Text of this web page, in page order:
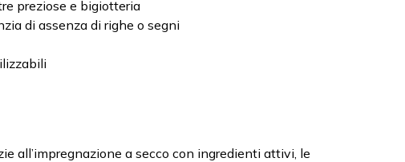
preziose e bigiotteria
di assenza di righe o segni
all’impregnazione a secco con ingredienti attivi, le